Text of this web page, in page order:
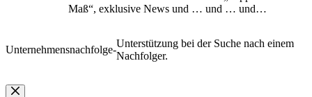
Maß“, exklusive News und … und … und…
Unternehmensnachfolge-
Unterstützung bei der Suche nach einem
Nachfolger.